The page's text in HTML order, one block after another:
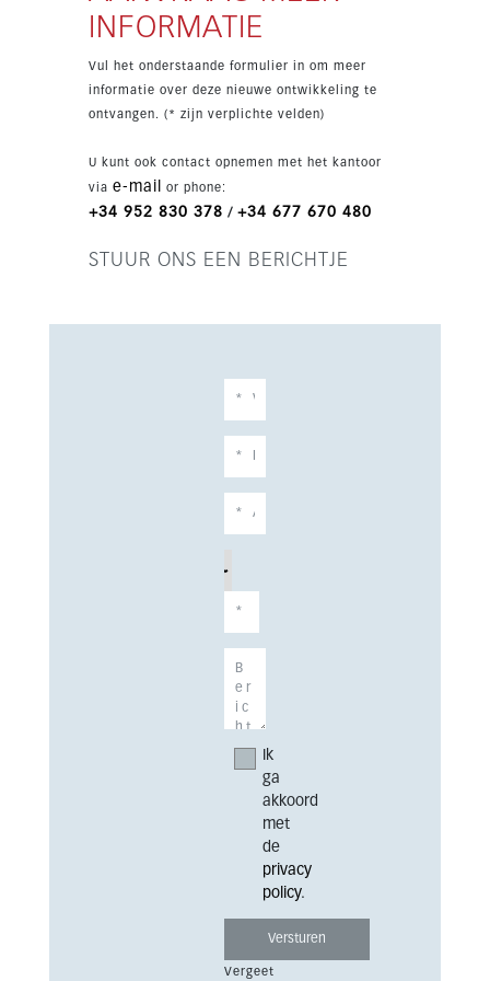
INFORMATIE
Vul het onderstaande formulier in om meer
informatie over deze nieuwe ontwikkeling te
ontvangen. (* zijn verplichte velden)
U kunt ook contact opnemen met het kantoor
via e-mail or phone:
+34 952 830 378 / +34 677 670 480
STUUR ONS EEN BERICHTJE
Ik
ga
akkoord
met
de
privacy
policy.
Vergeet